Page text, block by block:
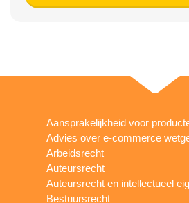
Aansprakelijkheid voor
Advies over e-commerce
Arbeidsrecht
Auteursrecht
Auteursrecht en intellectueel
Bestuursrecht